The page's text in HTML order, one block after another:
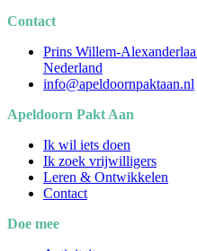
Contact
Prins Willem-
Nederland
info@apeldoornpaktaan.nl
Apeldoorn Pakt Aan
Ik wil iets doen
Ik zoek vrijwilligers
Leren & Ontwikkelen
Contact
Doe mee